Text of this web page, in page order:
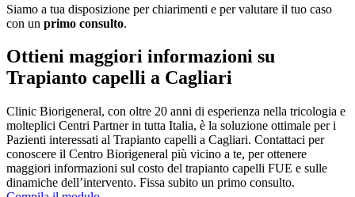
Siamo a tua disposizione per chiarimenti e per valutare il tuo caso
con un primo consulto.
Ottieni maggiori informazioni su
Trapianto capelli a Cagliari
Clinic Biorigeneral, con oltre 20 anni di esperienza nella tricologia e
molteplici Centri Partner in tutta Italia, è la soluzione ottimale per i
Pazienti interessati al Trapianto capelli a Cagliari. Contattaci per
conoscere il Centro Biorigeneral più vicino a te, per ottenere
maggiori informazioni sul costo del trapianto capelli FUE e sulle
dinamiche dell’intervento. Fissa subito un primo consulto.